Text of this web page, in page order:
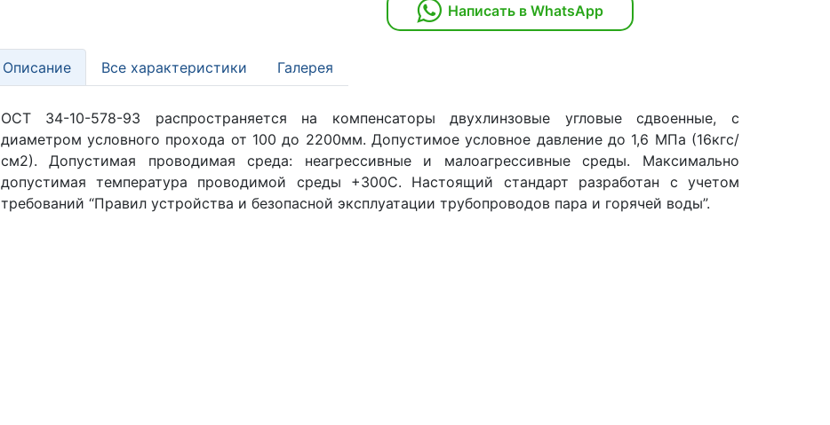
Написать в WhatsApp
Описание Все характеристики Галерея
ОСТ 34-10-578-93 распространяется на компенсаторы двухлинзовые угловые сдвоенные, с
диаметром условного прохода от 100 до 2200мм. Допустимое условное давление до 1,6 МПа (16кгс/
см2). Допустимая проводимая среда: неагрессивные и малоагрессивные среды. Максимально
допустимая температура проводимой среды +300С. Настоящий стандарт разработан с учетом
требований “Правил устройства и безопасной эксплуатации трубопроводов пара и горячей воды”.